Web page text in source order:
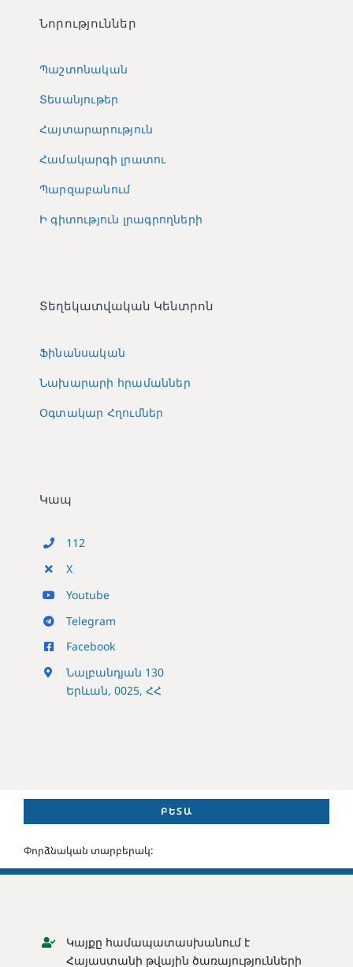
Նորություններ
Պաշտոնական
Տեսանյութեր
Հայտարարություն
Համակարգի լրատու
Պարզաբանում
Ի գիտություն լրագրողների
Տեղեկատվական Կենտրոն
Ֆինանսական
Նախարարի հրամաններ
Օգտակար Հղումներ
Կապ
112
X
Youtube
Telegram
Facebook
Նալբանդյան 130
Երևան, 0025, ՀՀ
ԲԵՏԱ
Փորձնական տարբերակ:
Կայքը համապատասխանում է
Հայաստանի թվային ծառայությունների